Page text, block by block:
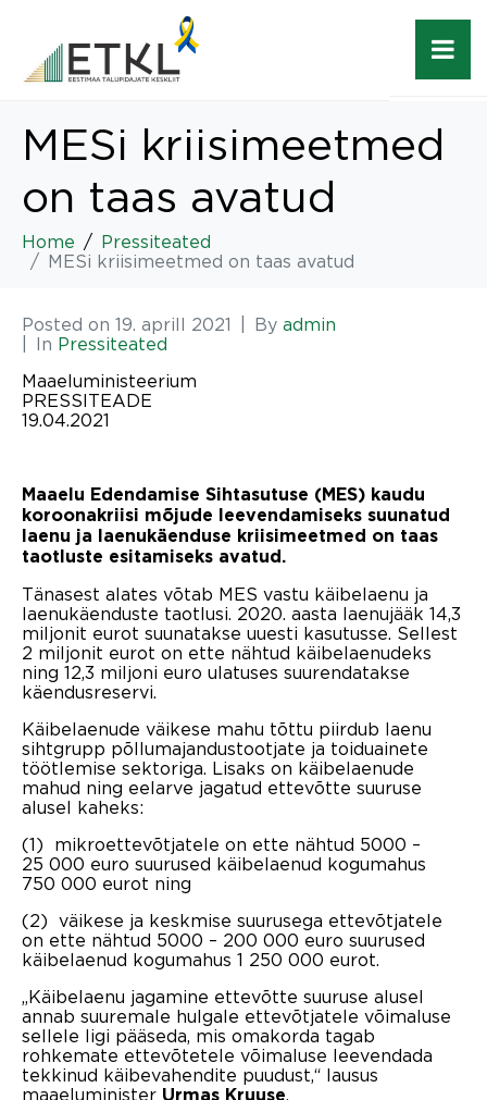
MESi kriisimeetmed
on taas avatud
Home
Pressiteated
MESi kriisimeetmed on taas avatud
Posted on 19. aprill 2021 By admin
In Pressiteated
Maaeluministeerium
PRESSITEADE
19.04.2021
Maaelu Edendamise Sihtasutuse (MES) kaudu
koroonakriisi mõjude leevendamiseks suunatud
laenu ja laenukäenduse kriisimeetmed on taas
taotluste esitamiseks avatud.
Tänasest alates võtab MES vastu käibelaenu ja
laenukäenduste taotlusi. 2020. aasta laenujääk 14,3
miljonit eurot suunatakse uuesti kasutusse. Sellest
2 miljonit eurot on ette nähtud käibelaenudeks
ning 12,3 miljoni euro ulatuses suurendatakse
käendusreservi.
Käibelaenude väikese mahu tõttu piirdub laenu
sihtgrupp põllumajandustootjate ja toiduainete
töötlemise sektoriga. Lisaks on käibelaenude
mahud ning eelarve jagatud ettevõtte suuruse
alusel kaheks:
(1) mikroettevõtjatele on ette nähtud 5000 –
25 000 euro suurused käibelaenud kogumahus
750 000 eurot ning
(2) väikese ja keskmise suurusega ettevõtjatele
on ette nähtud 5000 – 200 000 euro suurused
käibelaenud kogumahus 1 250 000 eurot.
„Käibelaenu jagamine ettevõtte suuruse alusel
annab suuremale hulgale ettevõtjatele võimaluse
sellele ligi pääseda, mis omakorda tagab
rohkemate ettevõtetele võimaluse leevendada
tekkinud käibevahendite puudust,“ lausus
maaeluminister Urmas Kruuse.